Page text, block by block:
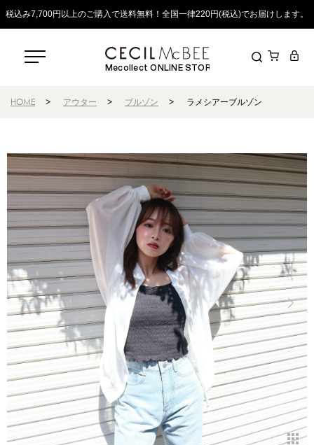
税込み7,700円以上のご購入で送料無料！全国一律220円(税込)でお届けします。
Mecollect ONLINE STORE
HOME > アウター > ブルゾン > ラメシアーブルゾン